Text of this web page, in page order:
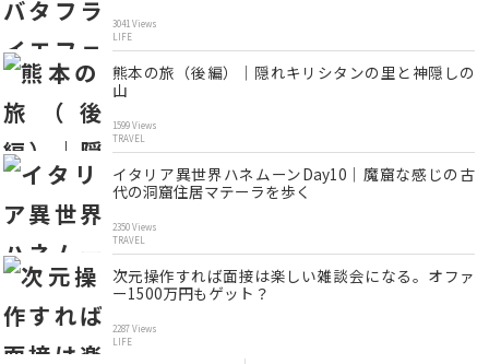
3041 Views
LIFE
熊本の旅（後編）｜隠れキリシタンの里と神隠しの
山
1599 Views
TRAVEL
イタリア異世界ハネムーンDay10｜魔窟な感じの古
代の洞窟住居マテーラを歩く
2350 Views
TRAVEL
次元操作すれば面接は楽しい雑談会になる。オファ
ー1500万円もゲット？
2287 Views
LIFE